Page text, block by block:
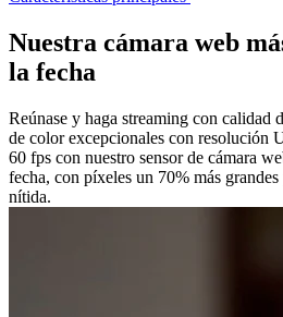
Nuestra cámara web
la fecha
Reúnase y haga streaming con calidad
de color excepcionales con resolución
60 fps con nuestro sensor de cámara
fecha, con píxeles un 70% más
nítida.